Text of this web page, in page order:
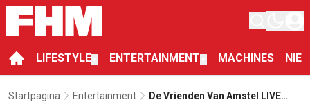
LIFESTYLE ENTERTAINMENT MACHINES
Startpagina Entertainment
De Vrienden Van Amstel LIVE